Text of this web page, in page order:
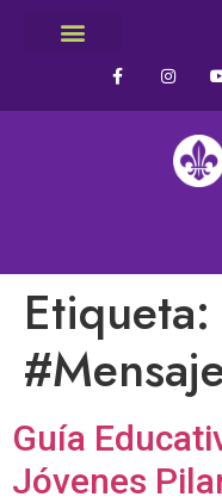
Etiqueta:
Guía
Jóvenes